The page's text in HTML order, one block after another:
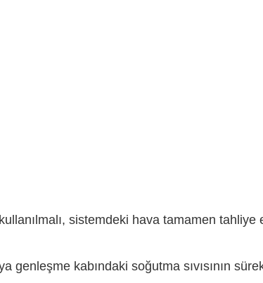
kullanılmalı, sistemdeki hava tamamen tahliye
genleşme kabındaki soğutma sıvısının